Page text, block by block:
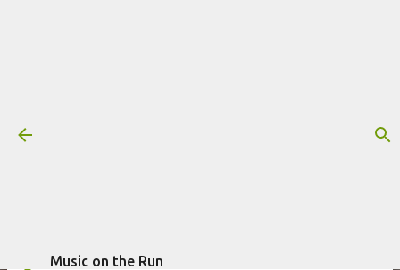
Music on the Run
Trilha sonora: A Redenção, por